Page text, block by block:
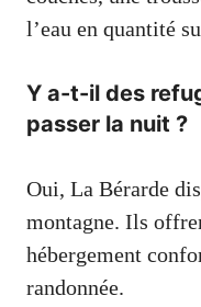
l’eau en quantité
Y a-t-il des
passer la nuit ?
Oui, La Bérarde
montagne. Ils
hébergement
randonnée.